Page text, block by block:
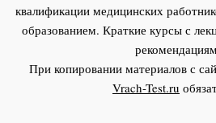
квалификации медицинских
образованием. Краткие курсы с
При копировании материалов с
Vrach-Test.ru